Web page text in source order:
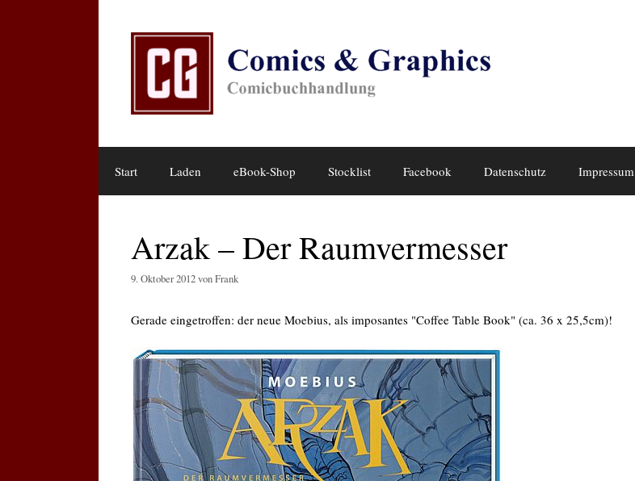
Start Laden eBook-Shop Stocklist Facebook Datenschutz Impressum
Arzak – Der Raumvermesser
9. Oktober 2012vonFrank
Gerade eingetroffen: der neue Moebius, als imposantes "Coffee Table Book" (ca. 36 x 25,5cm)!